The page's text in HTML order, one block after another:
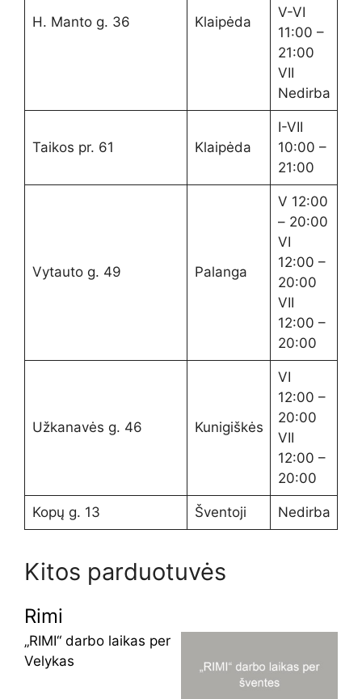
H. Manto g. 36 Klaipėda
V-VI
11:00 –
21:00
VII
Nedirba
Taikos pr. 61 Klaipėda
I-VII
10:00 –
21:00
Vytauto g. 49 Palanga
V 12:00
– 20:00
VI
12:00 –
20:00
VII
12:00 –
20:00
Užkanavės g. 46 Kunigiškės
VI
12:00 –
20:00
VII
12:00 –
20:00
Kopų g. 13 Šventoji Nedirba
Kitos parduotuvės
Rimi
„RIMI“ darbo laikas per
Velykas